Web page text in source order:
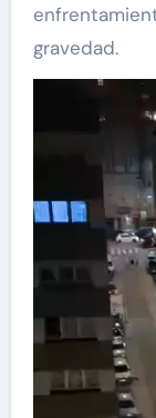
gravedad.